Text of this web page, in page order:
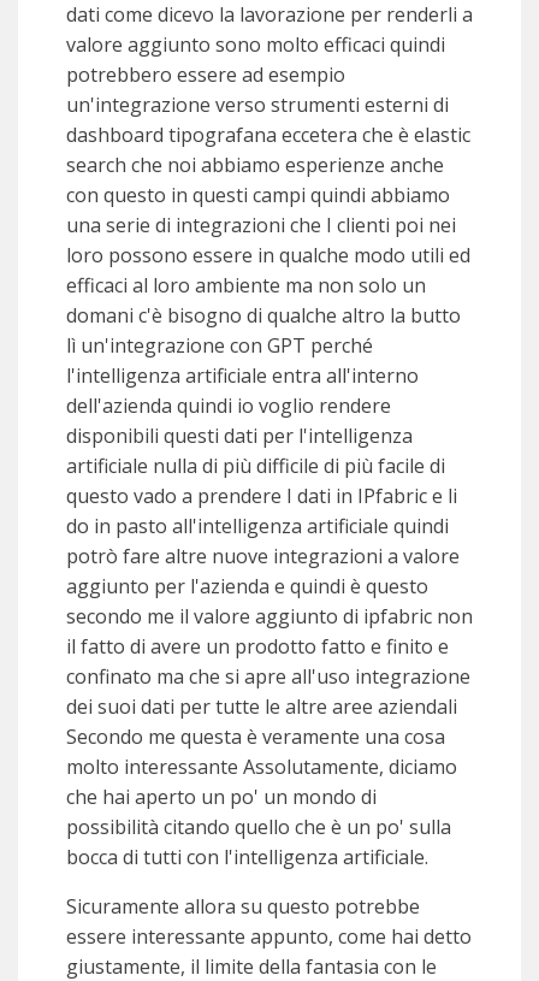
dati come dicevo la lavorazione per renderli a
valore aggiunto sono molto efficaci quindi
potrebbero essere ad esempio
un'integrazione verso strumenti esterni di
dashboard tipografana eccetera che è elastic
search che noi abbiamo esperienze anche
con questo in questi campi quindi abbiamo
una serie di integrazioni che I clienti poi nei
loro possono essere in qualche modo utili ed
efficaci al loro ambiente ma non solo un
domani c'è bisogno di qualche altro la butto
lì un'integrazione con GPT perché
l'intelligenza artificiale entra all'interno
dell'azienda quindi io voglio rendere
disponibili questi dati per l'intelligenza
artificiale nulla di più difficile di più facile di
questo vado a prendere I dati in IPfabric e li
do in pasto all'intelligenza artificiale quindi
potrò fare altre nuove integrazioni a valore
aggiunto per l'azienda e quindi è questo
secondo me il valore aggiunto di ipfabric non
il fatto di avere un prodotto fatto e finito e
confinato ma che si apre all'uso integrazione
dei suoi dati per tutte le altre aree aziendali
Secondo me questa è veramente una cosa
molto interessante Assolutamente, diciamo
che hai aperto un po' un mondo di
possibilità citando quello che è un po' sulla
bocca di tutti con l'intelligenza artificiale.
Sicuramente allora su questo potrebbe
essere interessante appunto, come hai detto
giustamente, il limite della fantasia con le